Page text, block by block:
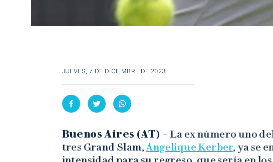
JUEVES, 7 DE DICIEMBRE DE 2023
Buenos Aires (AT) – La ex número uno
tres Grand Slam,Angelique Kerber, ya se